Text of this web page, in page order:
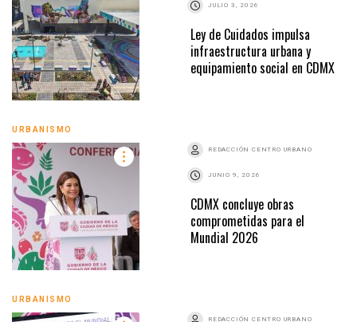
JULIO 3, 2026
Ley de Cuidados impulsa
infraestructura urbana y
equipamiento social en CDMX
URBANISMO
REDACCIÓN CENTRO URBANO
JUNIO 9, 2026
CDMX concluye obras
comprometidas para el
Mundial 2026
URBANISMO
REDACCIÓN CENTRO URBANO